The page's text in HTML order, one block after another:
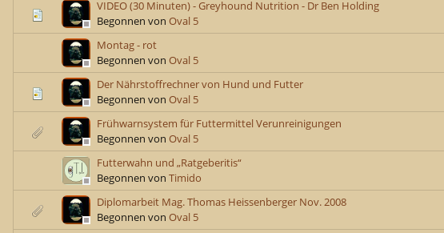
VIDEO (30 Minuten) - Greyhound Nutrition - Dr Ben Holding
Begonnen von Oval 5
Montag - rot
Begonnen von Oval 5
Der Nährstoffrechner von Hund und Futter
Begonnen von Oval 5
Frühwarnsystem für Futtermittel Verunreinigungen
Begonnen von Oval 5
Futterwahn und „Ratgeberitis“
Begonnen von Timido
Diplomarbeit Mag. Thomas Heissenberger Nov. 2008
Begonnen von Oval 5